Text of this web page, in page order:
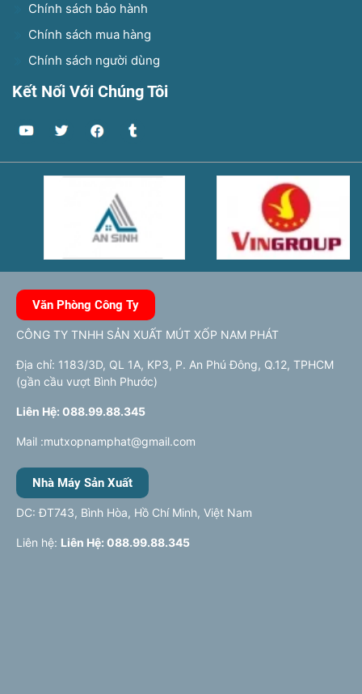
Chính sách bảo hành
Chính sách mua hàng
Chính sách người dùng
Kết Nối Với Chúng Tôi
Văn Phòng Công Ty
CÔNG TY TNHH SẢN XUẤT MÚT XỐP NAM PHÁT
Địa chỉ: 1183/3D, QL 1A, KP3, P. An Phú Đông, Q.12, TPHCM
(gần cầu vượt Bình Phước)
Liên Hệ: 088.99.88.345
Mail :mutxopnamphat@gmail.com
Nhà Máy Sản Xuất
DC: ĐT743, Bình Hòa, Hồ Chí Minh, Việt Nam
Liên hệ: Liên Hệ: 088.99.88.345